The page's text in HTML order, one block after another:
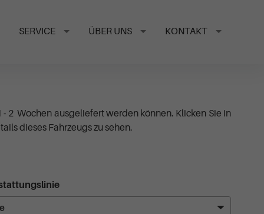
SERVICE ÜBER UNS KONTAKT
2 Wochen ausgeliefert werden können. Klicken Sie in
dieses Fahrzeugs zu sehen.